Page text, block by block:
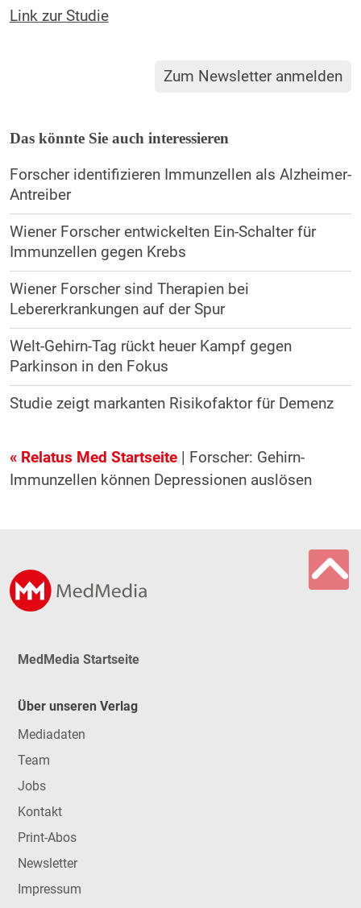
Link zur Studie
Zum Newsletter anmelden
Das könnte Sie auch interessieren
Forscher identifizieren Immunzellen als Alzheimer-
Antreiber
Wiener Forscher entwickelten Ein-Schalter für
Immunzellen gegen Krebs
Wiener Forscher sind Therapien bei
Lebererkrankungen auf der Spur
Welt-Gehirn-Tag rückt heuer Kampf gegen
Parkinson in den Fokus
Studie zeigt markanten Risikofaktor für Demenz
« Relatus Med Startseite| Forscher: Gehirn-
Immunzellen können Depressionen auslösen
MedMedia Startseite
Über unseren Verlag
Mediadaten
Team
Jobs
Kontakt
Print-Abos
Newsletter
Impressum